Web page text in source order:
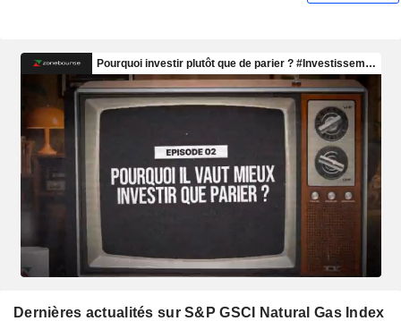
Dernières actualités sur S&P GSCI Natural Gas Index